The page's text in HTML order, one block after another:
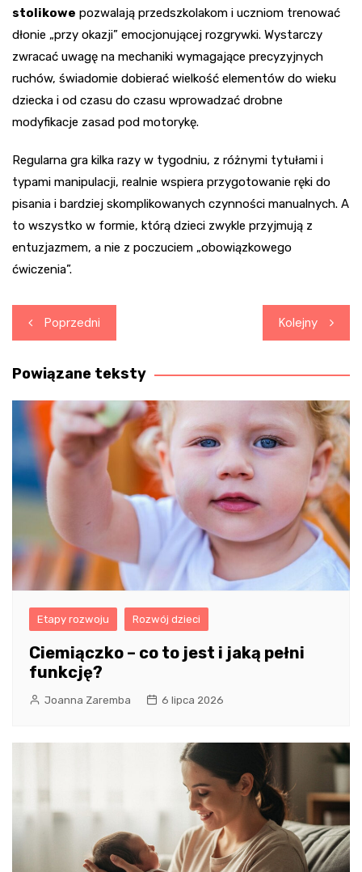
stolikowe pozwalają przedszkolakom i uczniom trenować
dłonie „przy okazji” emocjonującej rozgrywki. Wystarczy
zwracać uwagę na mechaniki wymagające precyzyjnych
ruchów, świadomie dobierać wielkość elementów do wieku
dziecka i od czasu do czasu wprowadzać drobne
modyfikacje zasad pod motorykę.
Regularna gra kilka razy w tygodniu, z różnymi tytułami i
typami manipulacji, realnie wspiera przygotowanie ręki do
pisania i bardziej skomplikowanych czynności manualnych. A
to wszystko w formie, którą dzieci zwykle przyjmują z
entuzjazmem, a nie z poczuciem „obowiązkowego
ćwiczenia”.
Nawigacja
wpisu
Poprzedni Kolejny
Powiązane teksty
Etapy rozwoju Rozwój dzieci
Ciemiączko – co to jest i jaką pełni
funkcję?
Joanna Zaremba 6 lipca 2026